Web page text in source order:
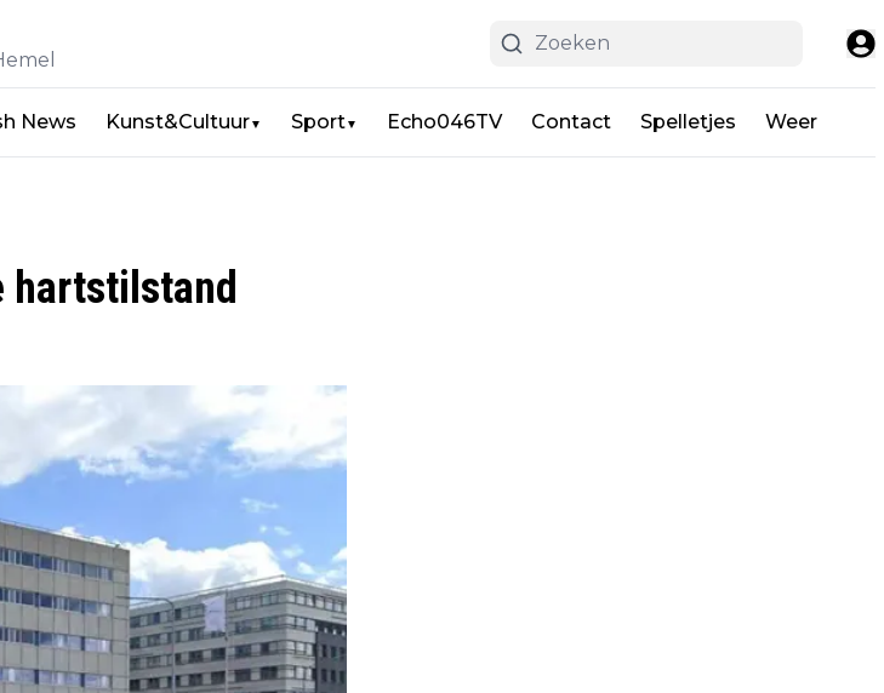
News Kunst&Cultuur▼ Sport▼ Echo046TV Contact Spelletjes Weer
hartstilstand